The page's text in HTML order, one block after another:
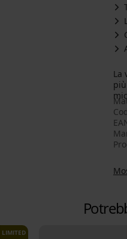
La
LIMITED